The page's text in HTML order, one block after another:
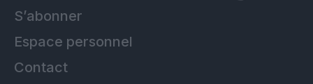
S’abonner
Espace personnel
Contact